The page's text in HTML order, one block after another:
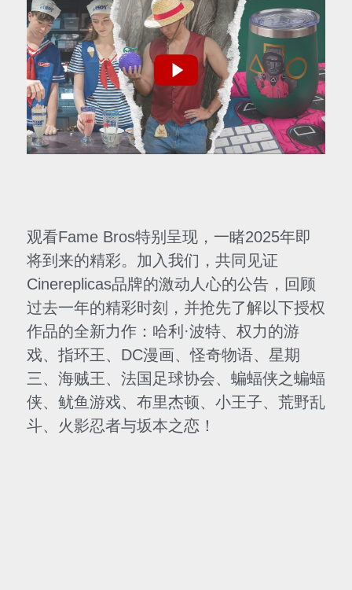
观看Fame Bros特别呈现，一睹2025年即
将到来的精彩。加入我们，共同见证
Cinereplicas品牌的激动人心的公告，回顾
过去一年的精彩时刻，并抢先了解以下授权
作品的全新力作：哈利·波特、权力的游
戏、指环王、DC漫画、怪奇物语、星期
三、海贼王、法国足球协会、蝙蝠侠之蝙蝠
侠、鱿鱼游戏、布里杰顿、小王子、荒野乱
斗、火影忍者与坂本之恋！